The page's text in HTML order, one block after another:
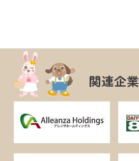
関連企業